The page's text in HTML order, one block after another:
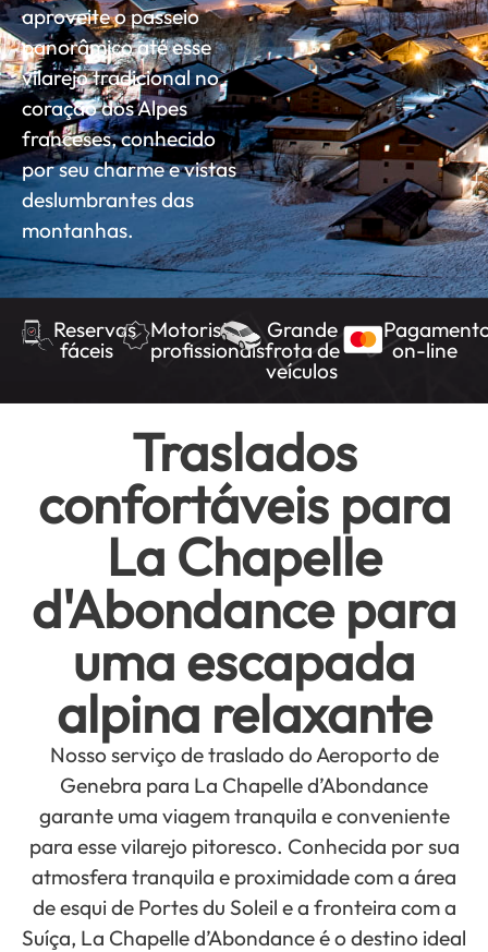
aproveite o passeio
panorâmico até esse
vilarejo tradicional no
coração dos Alpes
franceses, conhecido
por seu charme e vistas
deslumbrantes das
montanhas.
Reservas
fáceis
Motoristas
profissionais
Grande
frota de
veículos
on-line
Traslados
confortáveis para
La Chapelle
d'Abondance para
uma escapada
alpina relaxante
Nosso serviço de traslado do Aeroporto de
Genebra para La Chapelle d’Abondance
garante uma viagem tranquila e conveniente
para esse vilarejo pitoresco. Conhecida por sua
atmosfera tranquila e proximidade com a área
de esqui de Portes du Soleil e a fronteira com a
Suíça, La Chapelle d’Abondance é o destino ideal